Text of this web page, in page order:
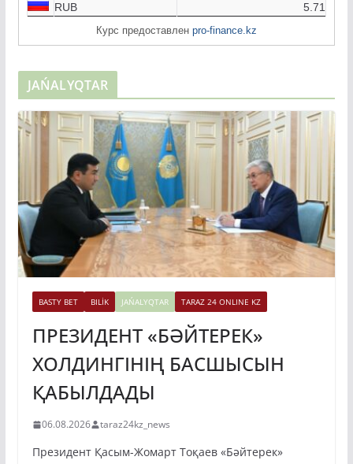
RUB
5.71
Курс предоставлен pro-finance.kz
JAŃALYQTAR
BASTY BET BILİK JAŃALYQTAR TARAZ 24 ONLINE KZ
ПРЕЗИДЕНТ «БӘЙТЕРЕК»
ХОЛДИНГІНІҢ БАСШЫСЫН
ҚАБЫЛДАДЫ
taraz24kz_news
Президент Қасым-Жомарт Тоқаев «Бәйтерек»